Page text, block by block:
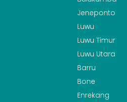
Jeneponto
Luwu
Luwu Timur
Luwu Utara
Barru
Bone
Enrekang